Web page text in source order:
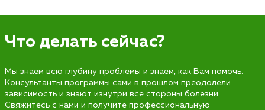
Что делать сейчас?
Мы знаем всю глубину проблемы и знаем, как Вам помочь.
Консультанты программы сами в прошлом преодолели
зависимость и знают изнутри все стороны болезни.
Свяжитесь с нами и получите профессиональную